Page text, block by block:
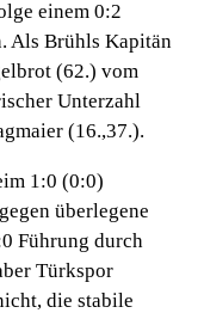
einem 0:2
Als Brühls Kapitän
(62.) vom
Unterzahl
(16.,37.).
1:0 (0:0)
überlegene
Führung durch
Türkspor
die stabile